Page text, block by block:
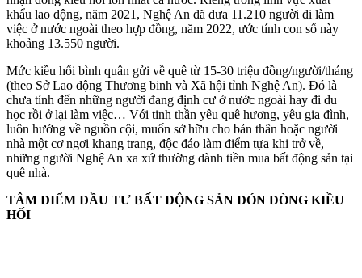
khẩu lao động, năm 2021, Nghệ An đã đưa 11.210 người đi làm
việc ở nước ngoài theo hợp đồng, năm 2022, ước tính con số này
khoảng 13.550 người.
Mức kiều hối bình quân gửi về quê từ 15-30 triệu đồng/người/tháng
(theo Sở Lao động Thương binh và Xã hội tỉnh Nghệ An). Đó là
chưa tính đến những người đang định cư ở nước ngoài hay đi du
học rồi ở lại làm việc… Với tinh thần yêu quê hương, yêu gia đình,
luôn hướng về nguồn cội, muốn sở hữu cho bản thân hoặc người
nhà một cơ ngơi khang trang, độc đáo làm điểm tựa khi trở về,
những người Nghệ An xa xứ thường dành tiền mua bất động sản tại
quê nhà.
TÂM ĐIỂM ĐẦU TƯ BẤT ĐỘNG SẢN ĐÓN DÒNG KIỀU
HỐI